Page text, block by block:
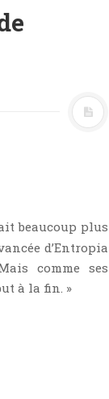
beaucoup plus
d’Entropia
comme ses
à la fin. »